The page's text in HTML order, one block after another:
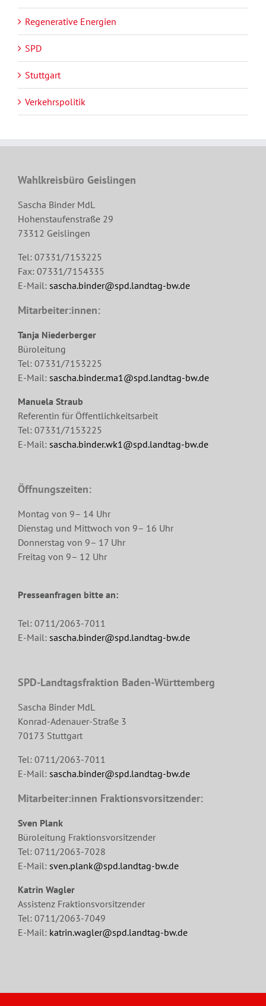
Regenerative Energien
SPD
Stuttgart
Verkehrspolitik
Wahlkreisbüro Geislingen
Sascha Binder MdL
Hohenstaufenstraße 29
73312 Geislingen
Tel: 07331/7153225
Fax: 07331/7154335
E-Mail: sascha.binder@spd.landtag-bw.de
Mitarbeiter:innen:
Tanja Niederberger
Büroleitung
Tel: 07331/7153225
E-Mail: sascha.binder.ma1@spd.landtag-bw.de
Manuela Straub
Referentin für Öffentlichkeitsarbeit
Tel: 07331/7153225
E-Mail: sascha.binder.wk1@spd.landtag-bw.de
Öffnungszeiten:
Montag von 9– 14 Uhr
Dienstag und Mittwoch von 9– 16 Uhr
Donnerstag von 9– 17 Uhr
Freitag von 9– 12 Uhr
Presseanfragen bitte an:
Tel: 0711/2063-7011
E-Mail: sascha.binder@spd.landtag-bw.de
SPD-Landtagsfraktion Baden-Württemberg
Sascha Binder MdL
Konrad-Adenauer-Straße 3
70173 Stuttgart
Tel: 0711/2063-7011
E-Mail: sascha.binder@spd.landtag-bw.de
Mitarbeiter:innen Fraktionsvorsitzender:
Sven Plank
Büroleitung Fraktionsvorsitzender
Tel: 0711/2063-7028
E-Mail: sven.plank@spd.landtag-bw.de
Katrin Wagler
Assistenz Fraktionsvorsitzender
Tel: 0711/2063-7049
E-Mail: katrin.wagler@spd.landtag-bw.de